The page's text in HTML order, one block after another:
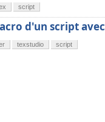
script
d'un script
texstudio script